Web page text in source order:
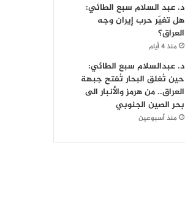
د. عبد السلام سبع الطائي:
هل تغيّر حرب إيران وجه
العراق؟
منذ 4 أيام
د. عبدالسلام سبع الطائي:
حين تُغلق البحار تُفتح جبهة
العراق.. من هرمز والأنبار الى
بحر الصين الجنوبي
منذ أسبوعين